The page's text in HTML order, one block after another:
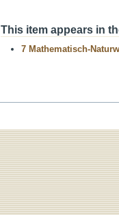
This item appears in
7 Mathematisch-